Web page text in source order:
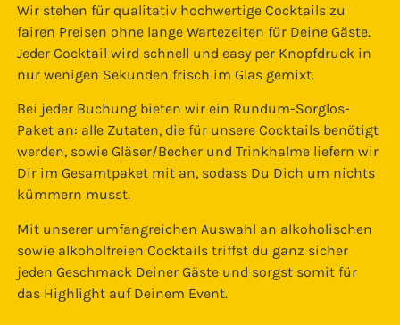
Wir stehen für qualitativ hochwertige Cocktails zu
fairen Preisen ohne lange Wartezeiten für Deine Gäste.
Jeder Cocktail wird schnell und easy per Knopfdruck in
nur wenigen Sekunden frisch im Glas gemixt.
Bei jeder Buchung bieten wir ein Rundum-Sorglos-
Paket an: alle Zutaten, die für unsere Cocktails benötigt
werden, sowie Gläser/Becher und Trinkhalme liefern wir
Dir im Gesamtpaket mit an, sodass Du Dich um nichts
kümmern musst.
Mit unserer umfangreichen Auswahl an alkoholischen
sowie alkoholfreien Cocktails triffst du ganz sicher
jeden Geschmack Deiner Gäste und sorgst somit für
das Highlight auf Deinem Event.